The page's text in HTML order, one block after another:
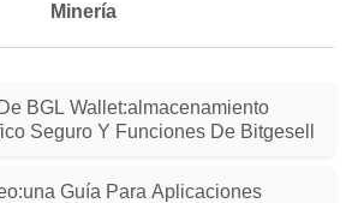
Minería
BGL Wallet:almacenamiento
Seguro Y Funciones De Bitgesell
Guía Para Aplicaciones